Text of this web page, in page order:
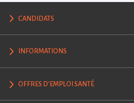
CANDIDATS
INFORMATIONS
OFFRES D'EMPLOI SANTÉ